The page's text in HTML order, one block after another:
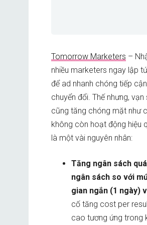
Tomorrow Marketers –
nhiều marketers ngay lập
để ad nhanh chóng tiếp
chuyển đổi. Thế nhưng,
cũng tăng chóng mặt như
không còn hoạt động hiệu
là một vài nguyên nhân:
Tăng ngân sách
ngân sách so với
gian ngắn (1 ngày)
cố tăng cost per
cao tương ứng trong